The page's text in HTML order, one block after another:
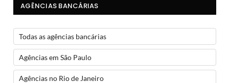
AGÊNCIAS BANCÁRIAS
Todas as agências bancárias
Agências em São Paulo
Agências no Rio de Janeiro